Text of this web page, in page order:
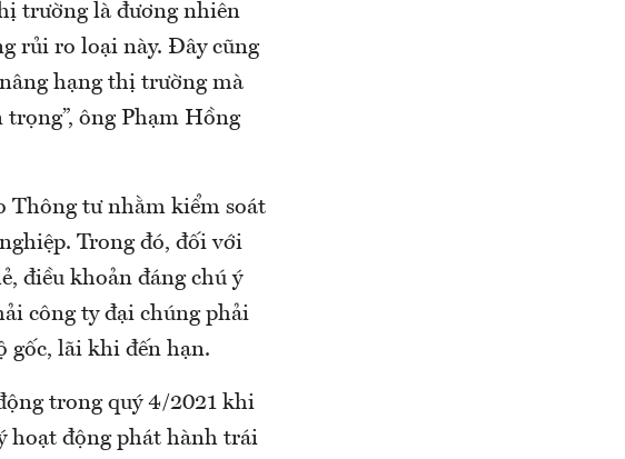
trường là đương nhiên
rủi ro loại này. Đây cũng
hạng thị trường mà
ông Phạm Hồng
Thông tư nhằm kiểm soát
Trong đó, đối với
điều khoản đáng chú ý
công ty đại chúng phải
gốc, lãi khi đến hạn.
trong quý 4/2021 khi
hoạt động phát hành trái